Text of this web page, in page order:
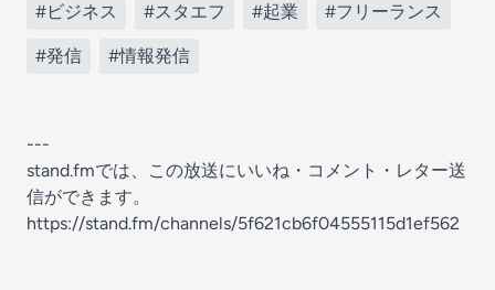
#ビジネス #スタエフ #起業 #フリーランス
#発信 #情報発信
---
stand.fmでは、この放送にいいね・コメント・レター送
信ができます。
https://stand.fm/channels/5f621cb6f04555115d1ef562